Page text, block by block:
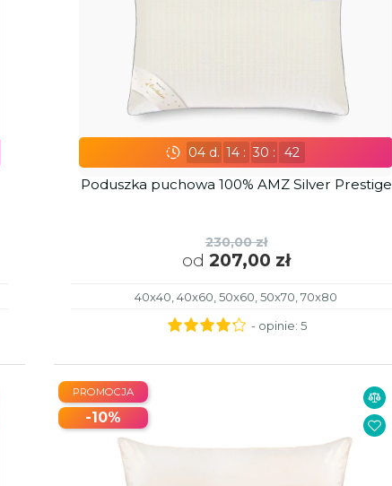
04d. 14 : 30 : 41
Poduszka puchowa 100% AMZ Silver Prestige
230,00 zł
od 207,00 zł
40x40, 40x60, 50x60, 50x70, 70x80
- opinie: 5
PROMOCJA
-10%